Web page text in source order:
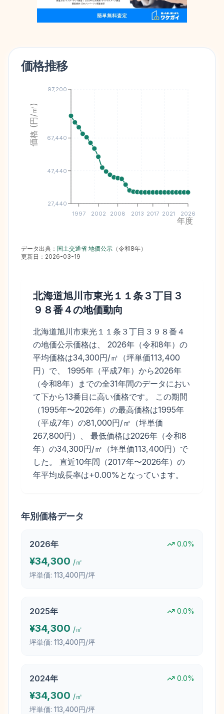
価格推移
1997 2002 2008 2013 2017 2021 2026
年度
27,440
47,440
67,440
97,200
価格 (円/㎡)
データ出典： 国土交通省 地価公示 （令和8年）
更新日： 2026-03-19
北海道旭川市東光１１条３丁目３
９８番４の地価動向
北海道旭川市東光１１条３丁目３９８番４
の地価公示価格は、 2026年（令和8年）の
平均価格は34,300円/㎡（坪単価113,400
円）で、 1995年（平成7年）から2026年
（令和8年）までの全31年間のデータにおい
て下から13番目に高い価格です。 この期間
（1995年〜2026年）の最高価格は1995年
（平成7年）の81,000円/㎡（坪単価
267,800円）、 最低価格は2026年（令和8
年）の34,300円/㎡（坪単価113,400円）で
した。 直近10年間（2017年〜2026年）の
年平均成長率は+0.00%となっています。
年別価格データ
2026年 0.0%
¥34,300 /㎡
坪単価: 113,400円/坪
2025年 0.0%
¥34,300 /㎡
坪単価: 113,400円/坪
2024年 0.0%
¥34,300 /㎡
坪単価: 113,400円/坪